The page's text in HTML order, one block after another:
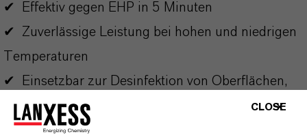
✔ Effektiv gegen EHP in 5 Minuten
✔ Zuverlässige Leistung bei hohen und niedrigen
Temperaturen
✔ Einsetzbar zur Desinfektion von Oberflächen,
Geräten und Stiefelbädern
✔ Pulverformulierung (leicht zu lagern und zu
CLOSE